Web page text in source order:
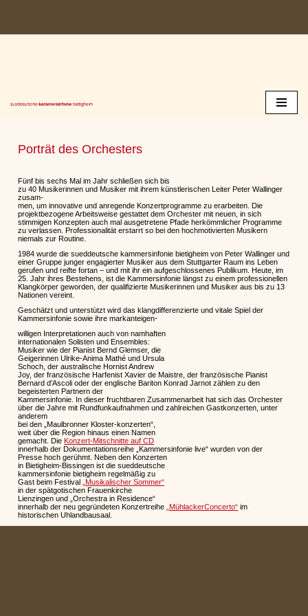
Zum
Porträt des Orchesters
Fünf bis sechs Mal im Jahr schließen sich bis
zu 40 Musikerinnen und Musiker mit ihrem künstlerischen Leiter Peter Wallinger
zusam-
men, um innovative und anregende Konzertprogramme zu erarbeiten. Die
projektbezogene Arbeitsweise gestattet dem Orchester mit neuen, in sich
stimmigen Konzepten auch mal ausgetretene Pfade herkömmlicher Programme
zu verlassen. Professionalität erstarrt so bei den hochmotivierten Musikern
niemals zur Routine.
1984 wurde die sueddeutsche kammersinfonie bietigheim von Peter Wallinger und
einer Gruppe junger engagierter Musiker aus dem Stuttgarter Raum ins Leben
gerufen und reifte fortan – und mit ihr ein aufgeschlossenes Publikum. Heute, im
25. Jahr ihres Bestehens, ist die Kammersinfonie längst zu einem professionellen
Klangkörper geworden, der qualifizierte Musikerinnen und Musiker aus bis zu 13
Nationen vereint.
Geschätzt und unterstützt wird das klangdifferenzierte und vitale Spiel der
Kammersinfonie sowie ihre markanteigen-
willigen Interpretationen auch von namhaften
internationalen Solisten und Ensembles:
Musiker wie der Pianist Bernd Glemser, die
Geigerinnen Ulrike-Anima Mathé und Ursula
Schoch, der australische Hornist Andrew
Joy, der französische Harfenist Xavier de Maistre, der französische Pianist
Bernard d’Ascoli oder der englische Bariton Konrad Jarnot zählen zu den
begeisterten Partnern der
Kammersinfonie. In dieser fruchtbaren Zusammenarbeit hat sich das Orchester
über die Jahre mit Rundfunkaufnahmen und zahlreichen Gastkonzerten, unter
anderem
bei den „Maulbronner Kloster-konzerten“,
weit über die Region hinaus einen Namen
gemacht. DieKonzert-Mitschnitte auf CD
innerhalb der Dokumentationsreihe „Kammersinfonie live“ wurden von der
Presse hoch gerühmt. Neben den Konzerten
in Bietigheim-Bissingen ist die sueddeutsche
kammersinfonie bietigheim regelmäßig zu
Gast beim Festival „Musikalischer Sommer“
in der spätgotischen Frauenkirche
Lienzingen und „Orchestra in Residence“
innerhalb der neu gegründeten Konzertreihe „MühlackerConcerto“ im
historischen Uhlandbausaal.